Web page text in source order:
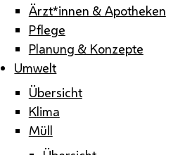
Ärzt*innen & Apotheken
Pflege
Planung & Konzepte
Umwelt
Übersicht
Klima
Müll